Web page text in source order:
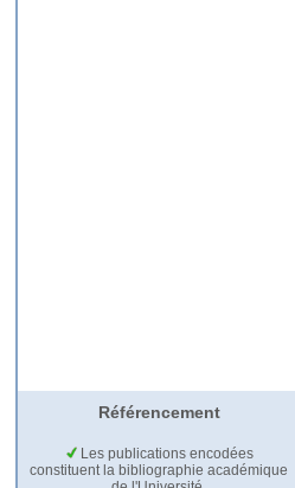
Référencement
Les publications encodées
constituent la bibliographie académique